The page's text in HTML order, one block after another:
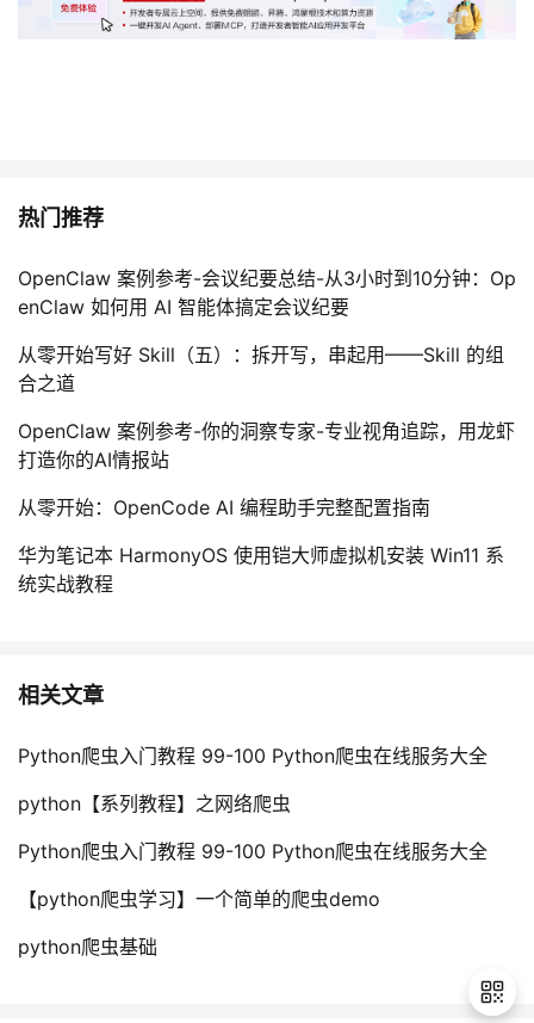
热门推荐
OpenClaw 案例参考-会议纪要总结-从3小时到10分钟：Op
enClaw 如何用 AI 智能体搞定会议纪要
从零开始写好 Skill（五）：拆开写，串起用——Skill 的组
合之道
OpenClaw 案例参考-你的洞察专家-专业视角追踪，用龙虾
打造你的AI情报站
从零开始：OpenCode AI 编程助手完整配置指南
华为笔记本 HarmonyOS 使用铠大师虚拟机安装 Win11 系
统实战教程
相关文章
Python爬虫入门教程 99-100 Python爬虫在线服务大全
python【系列教程】之网络爬虫
Python爬虫入门教程 99-100 Python爬虫在线服务大全
【python爬虫学习】一个简单的爬虫demo
python爬虫基础